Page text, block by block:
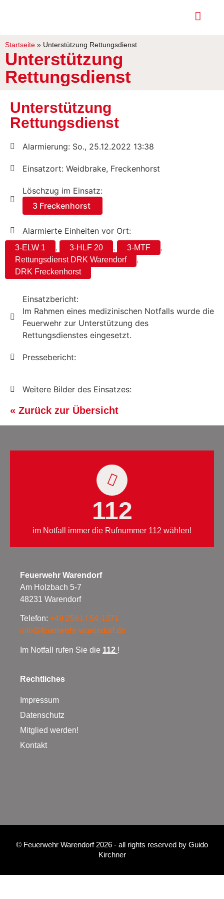
Startseite » Unterstützung Rettungsdienst
Unterstützung
Rettungsdienst
Unterstützung
Rettungsdienst
Alarmierung: So., 25.12.2022 13:38
Einsatzort: Weidbrake, Freckenhorst
Löschzug im Einsatz:
3 Freckenhorst
Alarmierte Einheiten vor Ort:
3-ELW 1 , 3-HLF 20 , 3-MTF
,
Rettungsdienst DRK Warendorf
,
DRK Freckenhorst
Einsatzbericht:
Im Rahmen eines medizinischen Notfalls wurde die
Feuerwehr zur Unterstützung des
Rettungsdienstes eingesetzt.
Pressebericht:
Weitere Bilder des Einsatzes:
« Zurück zur Übersicht
112
im Notfall immer die Rufnummer 112 wählen!
Feuerwehr Warendorf
Am Holzbach 5-7
48231 Warendorf
Telefon: +49 2581 / 54-1371
info@feuerwehr-warendorf.de
Im Notfall rufen Sie die 112 !
Rechtliches
Impressum
Datenschutz
Mitglied werden!
Kontakt
© Feuerwehr Warendorf 2026 - all rights reserved by Guido
Kirchner